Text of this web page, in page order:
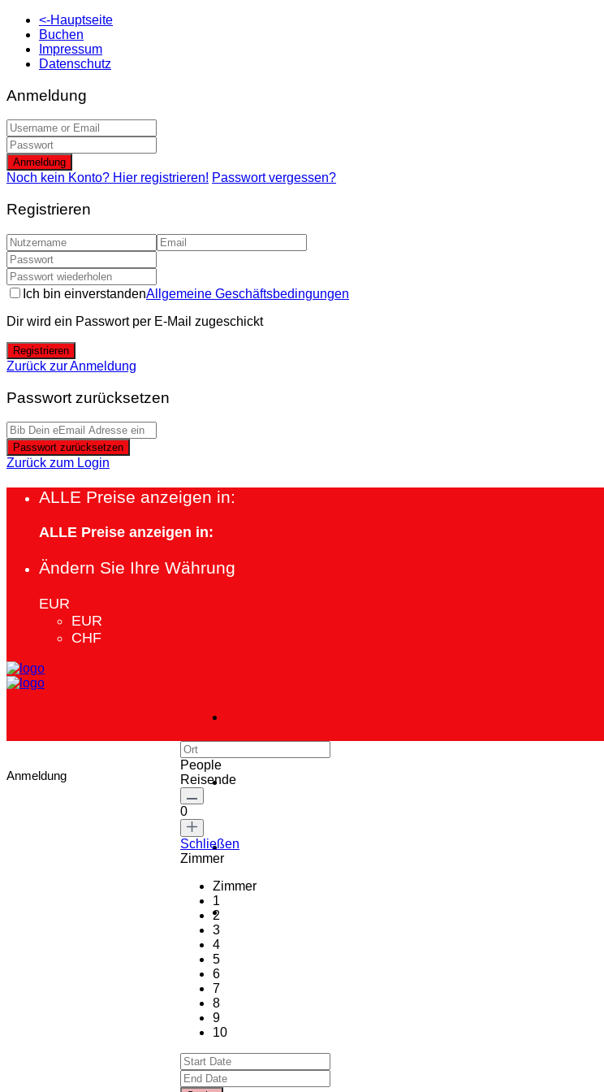
<-Hauptseite
Buchen
Impressum
Datenschutz
Anmeldung
Anmeldung
Noch kein Konto? Hier registrieren! Passwort vergessen?
Registrieren
Ich bin einverstandenAllgemeine Geschäftsbedingungen
Dir wird ein Passwort per E-Mail zugeschickt
Registrieren
Zurück zur Anmeldung
Passwort zurücksetzen
Passwort zurücksetzen
Zurück zum Login
ALLE Preise anzeigen in:
ALLE Preise anzeigen in:
Ändern Sie Ihre Währung
EUR
EUR
CHF
Anmeldung
People
Reisende
0
Schließen
Zimmer
Zimmer
1
2
3
4
5
6
7
8
9
10